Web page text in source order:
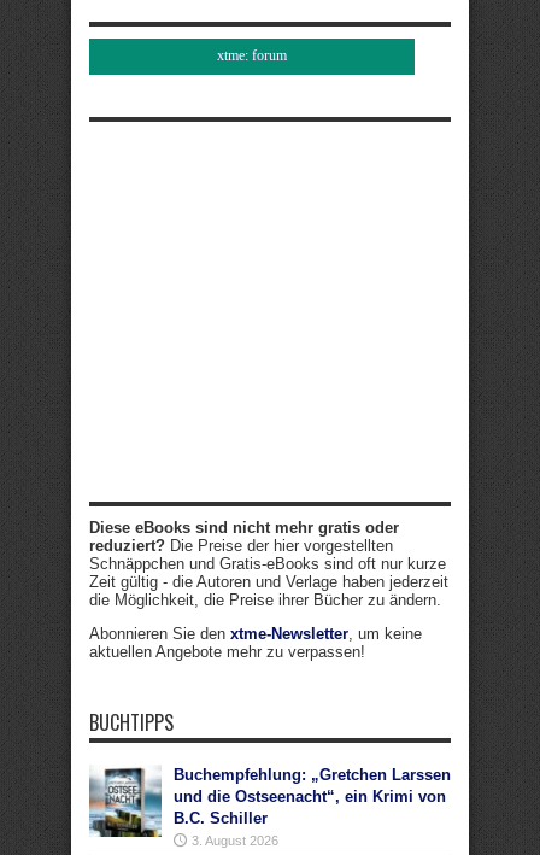
xtme: forum
Diese eBooks sind nicht mehr gratis oder
reduziert? Die Preise der hier vorgestellten
Schnäppchen und Gratis-eBooks sind oft nur kurze
Zeit gültig - die Autoren und Verlage haben jederzeit
die Möglichkeit, die Preise ihrer Bücher zu ändern.
Abonnieren Sie den xtme-Newsletter, um keine
aktuellen Angebote mehr zu verpassen!
BUCHTIPPS
Buchempfehlung: „Gretchen Larssen
und die Ostseenacht“, ein Krimi von
B.C. Schiller
3. August 2026